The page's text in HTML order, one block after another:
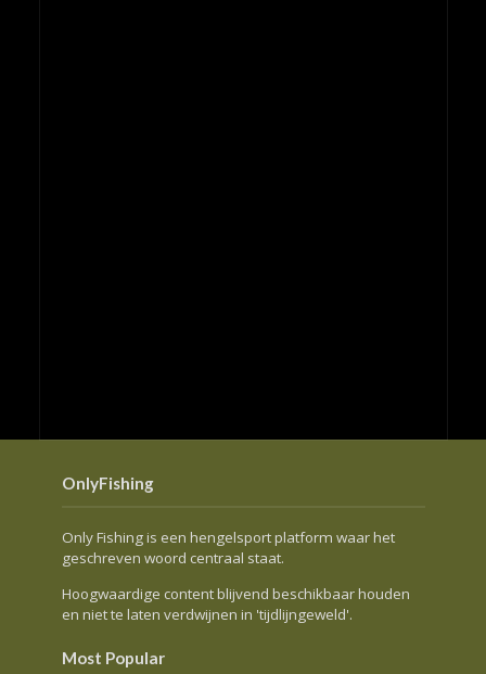
OnlyFishing
Only Fishing is een hengelsport platform waar het
geschreven woord centraal staat.
Hoogwaardige content blijvend beschikbaar houden
en niet te laten verdwijnen in 'tijdlijngeweld'.
Most Popular